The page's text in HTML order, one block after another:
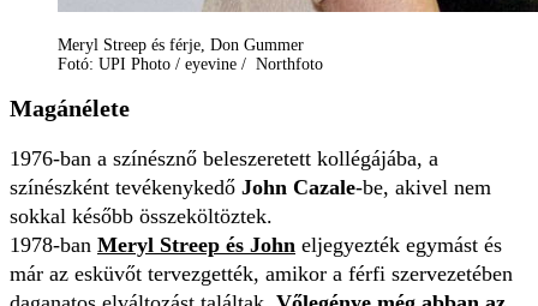
Meryl Streep és férje, Don Gummer
Fotó: UPI Photo / eyevine / Northfoto
Magánélete
1976-ban a színésznő beleszeretett kollégájába, a
színészként tevékenykedő John Cazale-be, akivel nem
sokkal később összeköltöztek.
1978-ban Meryl Streep és John eljegyezték egymást és
már az esküvőt tervezgették, amikor a férfi szervezetében